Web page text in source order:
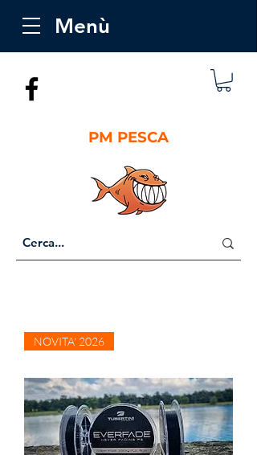
PM PESCA
Menù
NOVITA' 2026